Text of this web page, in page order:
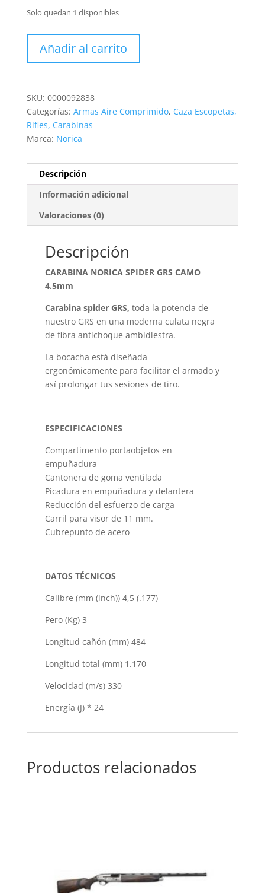
Solo quedan 1 disponibles
NORICA
CAMO
4.5mm
cantidad
Añadir al carrito
SKU: 0000092838
Categorías: Armas Aire Comprimido, Caza Escopetas,
Rifles, Carabinas
Marca: Norica
Descripción
Información adicional
Valoraciones (0)
Descripción
CARABINA NORICA SPIDER GRS CAMO
4.5mm
Carabina spider GRS, toda la potencia de
nuestro GRS en una moderna culata negra
de fibra antichoque ambidiestra.
La bocacha está diseñada
ergonómicamente para facilitar el armado y
así prolongar tus sesiones de tiro.
ESPECIFICACIONES
Compartimento portaobjetos en
empuñadura
Cantonera de goma ventilada
Picadura en empuñadura y delantera
Reducción del esfuerzo de carga
Carril para visor de 11 mm.
Cubrepunto de acero
DATOS TÉCNICOS
Calibre (mm (inch)) 4,5 (.177)
Pero (Kg) 3
Longitud cañón (mm) 484
Longitud total (mm) 1.170
Velocidad (m/s) 330
Energía (J) * 24
Productos relacionados